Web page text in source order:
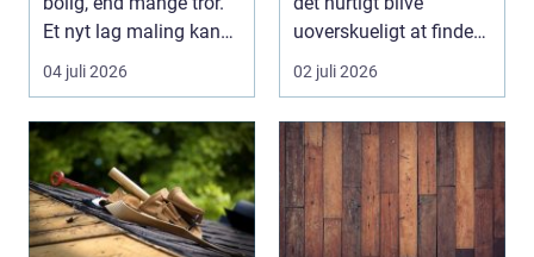
Et nyt lag maling kan
lysne mørke...
04 juli 2026
uoverskueligt at finde
ud af, hvem du...
02 juli 2026